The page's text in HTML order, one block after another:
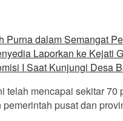
Purna dalam Semangat
Laporkan ke Kejati
I Saat Kunjungi Desa
mencapai sekitar
pusat dan